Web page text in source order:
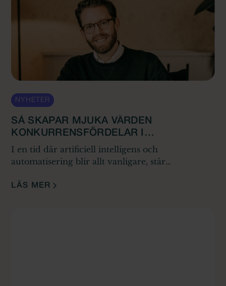
NYHETER
SÅ SKAPAR MJUKA VÄRDEN
KONKURRENSFÖRDELAR I
KONSULTBRANSCHEN
I en tid där artificiell intelligens och
automatisering blir allt vanligare, står
som en gång definierade framgång – hårda
LÄS MER